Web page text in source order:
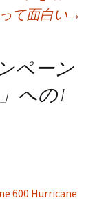
て面白い→
ペーン
」への1
600 Hurricane